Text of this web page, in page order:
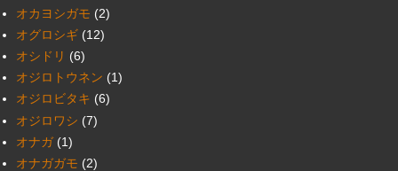
オカヨシガモ (2)
オグロシギ (12)
オシドリ (6)
オジロトウネン (1)
オジロビタキ (6)
オジロワシ (7)
オナガ (1)
オナガガモ (2)